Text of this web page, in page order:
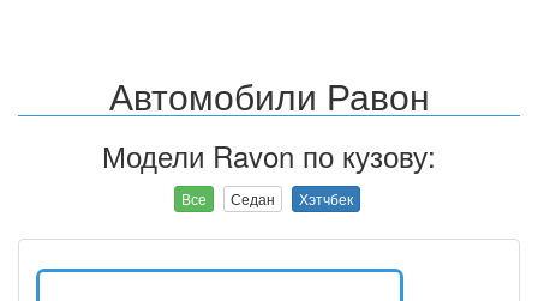
Автомобили Равон
Модели Ravon по кузову:
Все Седан Хэтчбек